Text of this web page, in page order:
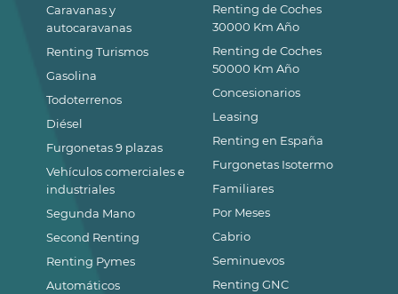
Caravanas y
autocaravanas
Renting Turismos
Gasolina
Todoterrenos
Diésel
Furgonetas 9 plazas
Vehículos comerciales e
industriales
Segunda Mano
Second Renting
Renting Pymes
Automáticos
Renting de Coches
30000 Km Año
Renting de Coches
50000 Km Año
Concesionarios
Leasing
Renting en España
Furgonetas Isotermo
Familiares
Por Meses
Cabrio
Seminuevos
Renting GNC